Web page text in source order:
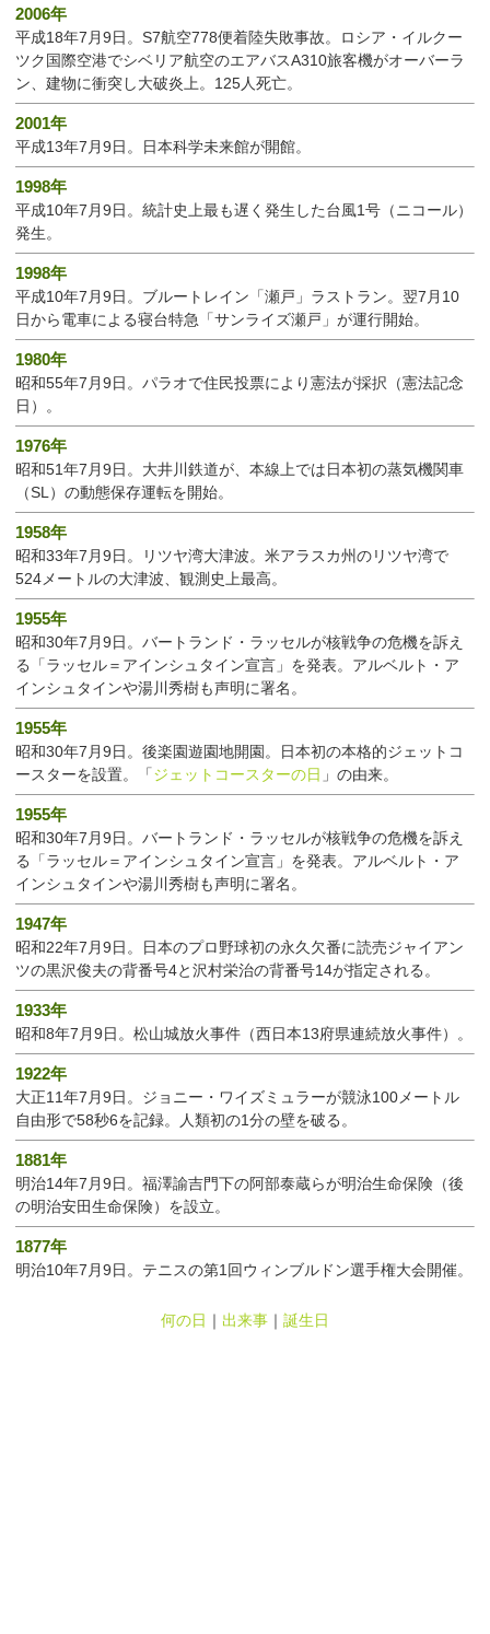
2006年
平成18年7月9日。S7航空778便着陸失敗事故。ロシア・イルクー
ツク国際空港でシベリア航空のエアバスA310旅客機がオーバーラ
ン、建物に衝突し大破炎上。125人死亡。
2001年
平成13年7月9日。日本科学未来館が開館。
1998年
平成10年7月9日。統計史上最も遅く発生した台風1号（ニコール）
発生。
1998年
平成10年7月9日。ブルートレイン「瀬戸」ラストラン。翌7月10
日から電車による寝台特急「サンライズ瀬戸」が運行開始。
1980年
昭和55年7月9日。パラオで住民投票により憲法が採択（憲法記念
日）。
1976年
昭和51年7月9日。大井川鉄道が、本線上では日本初の蒸気機関車
（SL）の動態保存運転を開始。
1958年
昭和33年7月9日。リツヤ湾大津波。米アラスカ州のリツヤ湾で
524メートルの大津波、観測史上最高。
1955年
昭和30年7月9日。バートランド・ラッセルが核戦争の危機を訴え
る「ラッセル＝アインシュタイン宣言」を発表。アルベルト・ア
インシュタインや湯川秀樹も声明に署名。
1955年
昭和30年7月9日。後楽園遊園地開園。日本初の本格的ジェットコ
ースターを設置。「ジェットコースターの日 」の由来。
1955年
昭和30年7月9日。バートランド・ラッセルが核戦争の危機を訴え
る「ラッセル＝アインシュタイン宣言」を発表。アルベルト・ア
インシュタインや湯川秀樹も声明に署名。
1947年
昭和22年7月9日。日本のプロ野球初の永久欠番に読売ジャイアン
ツの黒沢俊夫の背番号4と沢村栄治の背番号14が指定される。
1933年
昭和8年7月9日。松山城放火事件（西日本13府県連続放火事件）。
1922年
大正11年7月9日。ジョニー・ワイズミュラーが競泳100メートル
自由形で58秒6を記録。人類初の1分の壁を破る。
1881年
明治14年7月9日。福澤諭吉門下の阿部泰蔵らが明治生命保険（後
の明治安田生命保険）を設立。
1877年
明治10年7月9日。テニスの第1回ウィンブルドン選手権大会開催。
何の日 ｜ 出来事 ｜ 誕生日